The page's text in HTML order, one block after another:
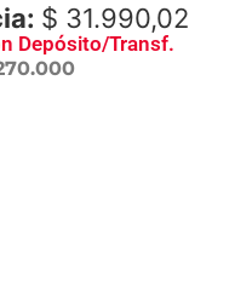
$ 31.990,02
Depósito/Transf.